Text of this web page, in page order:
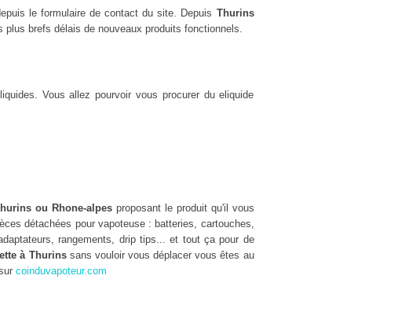
le formulaire de contact du site. Depuis Thurins
brefs délais de nouveaux produits fonctionnels.
Vous allez pourvoir vous procurer du eliquide
ou Rhone-alpesproposant le produit qu'il vous
détachées pour vapoteuse : batteries, cartouches,
rangements, drip tips... et tout ça pour de
à Thurinssans vouloir vous déplacer vous êtes au
coinduvapoteur.com